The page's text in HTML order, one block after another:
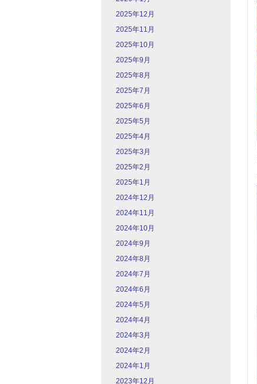
2025年12月
2025年11月
2025年10月
2025年9月
2025年8月
2025年7月
2025年6月
2025年5月
2025年4月
2025年3月
2025年2月
2025年1月
2024年12月
2024年11月
2024年10月
2024年9月
2024年8月
2024年7月
2024年6月
2024年5月
2024年4月
2024年3月
2024年2月
2024年1月
2023年12月